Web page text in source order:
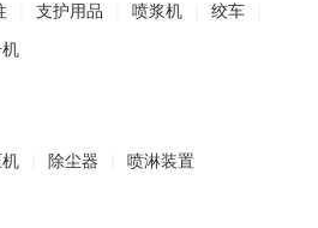
支护用品 喷浆机 绞车
除尘器 喷淋装置